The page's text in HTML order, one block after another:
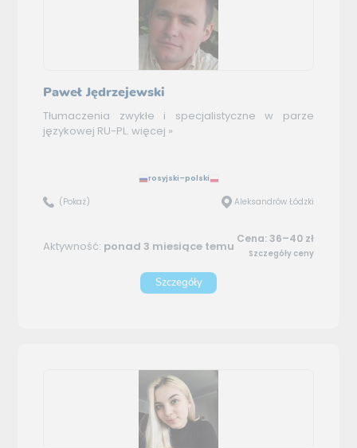
Paweł Jędrzejewski
Tłumaczenia zwykłe i specjalistyczne w parze
językowej RU-PL. więcej »
rosyjski–polski
(Pokaż) Aleksandrów Łódzki
Aktywność: ponad 3 miesiące temu Cena: 36–40 zł
Szczegóły ceny
Szczegóły